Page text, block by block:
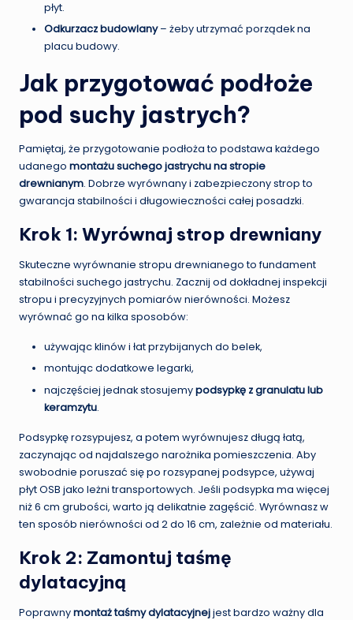
płyt.
Odkurzacz budowlany– żeby utrzymać porządek na
placu budowy.
Jak przygotować podłoże
pod suchy jastrych?
Pamiętaj, że przygotowanie podłoża to podstawa każdego
udanego montażu suchego jastrychu na stropie
drewnianym. Dobrze wyrównany i zabezpieczony strop to
gwarancja stabilności i długowieczności całej posadzki.
Krok 1: Wyrównaj strop drewniany
Skuteczne wyrównanie stropu drewnianego to fundament
stabilności suchego jastrychu. Zacznij od dokładnej inspekcji
stropu i precyzyjnych pomiarów nierówności. Możesz
wyrównać go na kilka sposobów:
używając klinów i łat przybijanych do belek,
montując dodatkowe legarki,
najczęściej jednak stosujemypodsypkę z granulatu lub
keramzytu.
Podsypkę rozsypujesz, a potem wyrównujesz długą łatą,
zaczynając od najdalszego narożnika pomieszczenia. Aby
swobodnie poruszać się po rozsypanej podsypce, używaj
płyt OSB jako leżni transportowych. Jeśli podsypka ma więcej
niż 6 cm grubości, warto ją delikatnie zagęścić. Wyrównasz w
ten sposób nierówności od 2 do 16 cm, zależnie od materiału.
Krok 2: Zamontuj taśmę
dylatacyjną
Poprawnymontaż taśmy dylatacyjnejjest bardzo ważny dla